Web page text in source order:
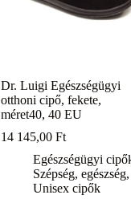
Dr. Luigi Egészségügyi
otthoni cipő, fekete,
méret40, 40 EU
14 145,00Ft
Egészségügyi
Szépség, egészség,
Unisex cipők